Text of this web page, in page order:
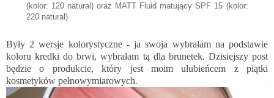
(kolor: 120 natural) oraz MATT Fluid matujący SPF 15 (kolor:
220 natural)
Były 2 wersje kolorystyczne - ja swoja wybrałam na podstawie
koloru kredki do brwi, wybrałam tą dla brunetek. Dzisiejszy post
będzie o produkcie, który jest moim ulubieńcem z piątki
kosmetyków pełnowymiarowych.